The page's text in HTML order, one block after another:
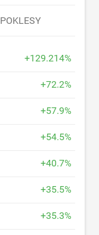
POKLESY
+129.214%
+72.2%
+57.9%
+54.5%
+40.7%
+35.5%
+35.3%